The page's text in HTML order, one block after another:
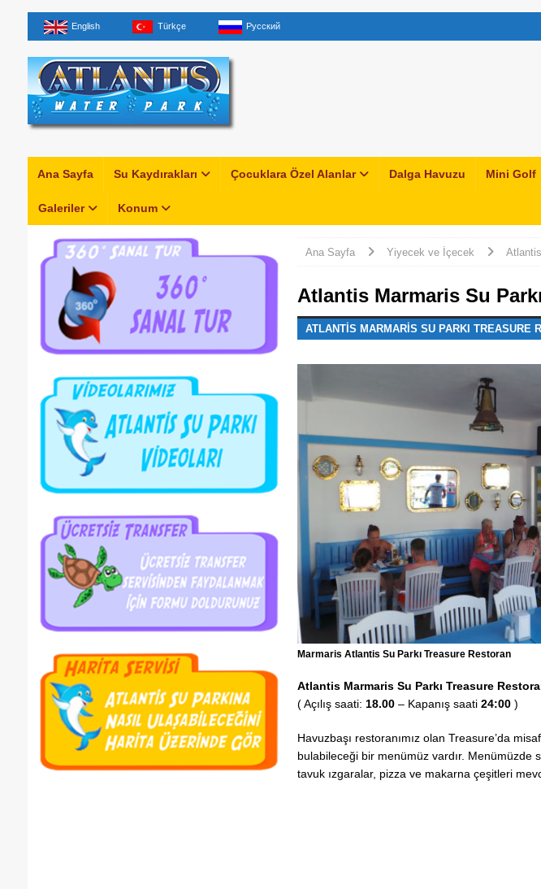
English Türkçe Русский
Ana Sayfa Su Kaydırakları Çocuklara Özel Alanlar Dalga Havuzu Mini Golf
Galeriler Konum
Ana Sayfa Yiyecek ve İçecek
Atlantis Marmaris Su
ATLANTIS MARMARIS SU PARKI TREASURE
Marmaris Atlantis Su Parkı Treasure Restoran
Atlantis Marmaris Su Parkı Treasure
( Açılış saati: 18.00 – Kapanış saati24:00 )
Havuzbaşı restoranımız olan Treasure’da
bulabileceği bir menümüz vardır. Menümüzde
tavuk ızgaralar, pizza ve makarna çeşitleri